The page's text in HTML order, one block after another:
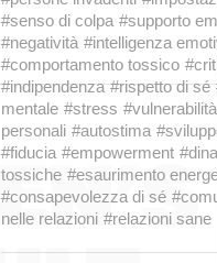
#senso di colpa #supporto
#negatività #intelligenza
#comportamento tossico
#indipendenza #rispetto di sé
mentale #stress #vulnerabilità
personali #autostima
#fiducia #empowerment
tossiche #esaurimento
#consapevolezza di sé
nelle relazioni #relazioni sane